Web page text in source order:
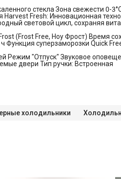
стекла Зона свежести 0-
Fresh: Инновационная
световой цикл, сохраняя
(Frost Free, Ноу Фрост) Время
Функция суперзаморозки Quick
Режим "Отпуск" Звуковое
двери Тип ручки: Встроенная
холодильники